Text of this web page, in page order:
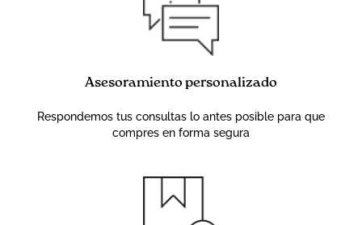
Asesoramiento personalizado
Respondemos tus consultas lo antes posible para que
compres en forma segura